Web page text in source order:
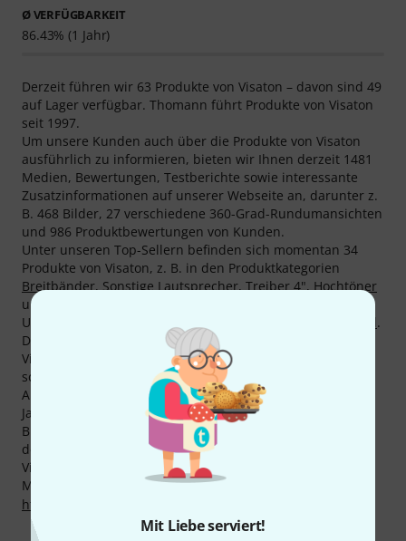
Mit Liebe serviert!
Ø VERFÜGBARKEIT
86.43% (1 Jahr)
Derzeit führen wir 63 Produkte von Visaton – davon sind 49
auf Lager verfügbar. Thomann führt Produkte von Visaton
seit 1997.
Um unsere Kunden auch über die Produkte von Visaton
ausführlich zu informieren, bieten wir Ihnen derzeit 1481
Medien, Bewertungen, Testberichte sowie interessante
Zusatzinformationen auf unserer Webseite an, darunter z.
B. 468 Bilder, 27 verschiedene 360-Grad-Rundumansichten
und 986 Produktbewertungen von Kunden.
Unter unseren Top-Sellern befinden sich momentan 34
Produkte von Visaton, z. B. in den Produktkategorien
Breitbänder, Sonstige Lautsprecher, Treiber 4", Hochtöner
und
Unser aktueller Top-Seller heißt
.
Der absolute Dauerbrenner unter den Produkten von
Visaton ist
Visaton FRS 8M. Von diesem wurden bei uns
schon mehr als 20.000 gekauft.
Auf alle Produkte von Visaton erhalten Sie insgesamt 3
Jahre Garantie.
Billig kann jeder, aber nicht so wie Thomann :-) Alleine in
den letzten 90 Tagen haben wir bei 27 Produkten von
Visaton die Preise nach unten korrigiert.
Mehr Informationen zum Hersteller finden Sie auf
http://www.visaton.de